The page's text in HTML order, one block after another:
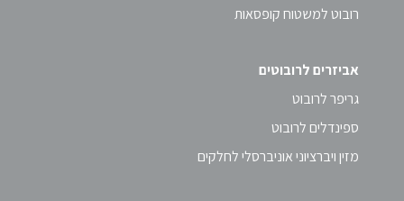
רובוט למשטוח קופסאות
אביזרים לרובוטים
גריפר לרובוט
ספינדלים לרובוט
מזין ויברציוני אוניברסלי לחלקים